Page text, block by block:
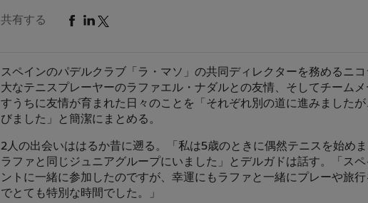
共有する
スペインのパデルクラブ「ラ・マソ」の共同ディレクターを務めるニ
大なテニスプレーヤーのラファエル・ナダルとの友情、そしてチーム
すうちに友情が育まれた日々のことを「それぞれ別の道に進みました
びました」と簡潔にまとめる。
2人の出会いははるか昔に遡る。「私は5歳のときに偶然テニスを始めま
ラファと同じジュニアグループにいました」とデルガドは話す。「ス
ントに一緒に参加したのですが、幸運にもラファと一緒にプレーや旅
でとても特別な時間でした。」